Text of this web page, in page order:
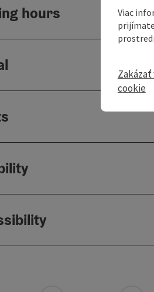
hours
Viac
cookie